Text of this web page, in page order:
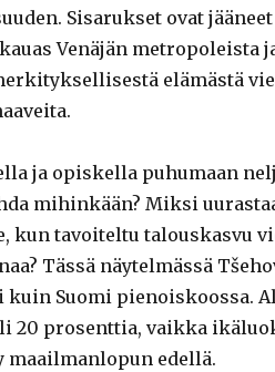
Sisarukset ovat
Venäjän metropoleista
elämästä
ja opiskella puhumaan
mihinkään? Miksi
kun tavoiteltu talouskasvu
Tässä näytelmässä
Suomi pienoiskoossa.
20 prosenttia, vaikka
maailmanlopun edellä.